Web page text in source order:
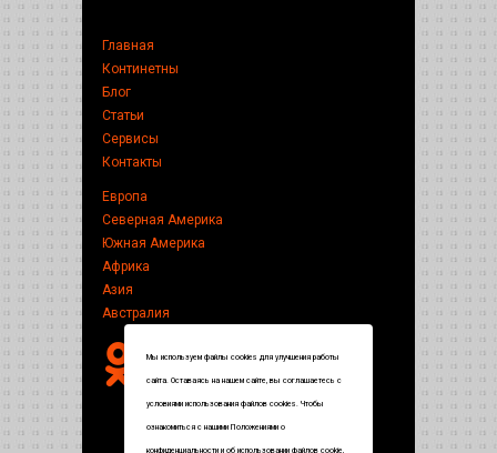
Главная
Континетны
Блог
Статьи
Сервисы
Контакты
Европа
Северная Америка
Южная Америка
Африка
Азия
Австралия
Мы используем файлы cookies для улучшения работы
сайта. Оставаясь на нашем сайте, вы соглашаетесь с
условиями использования файлов cookies. Чтобы
ознакомиться с нашими Положениями о
конфиденциальности и об использовании файлов cookie,